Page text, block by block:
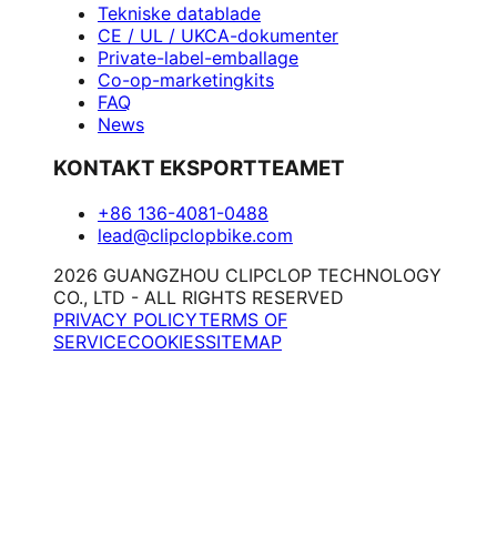
Tekniske datablade
CE / UL / UKCA-dokumenter
Private-label-emballage
Co-op-marketingkits
FAQ
News
KONTAKT EKSPORTTEAMET
+86 136-4081-0488
lead@clipclopbike.com
2026 GUANGZHOU CLIPCLOP TECHNOLOGY
CO., LTD - ALL RIGHTS RESERVED
PRIVACY POLICYTERMS OF
SERVICECOOKIESSITEMAP